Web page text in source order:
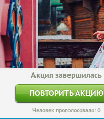
Акция завершилась
ПОВТОРИТЬ АКЦИЮ
Человек проголосовало: 0